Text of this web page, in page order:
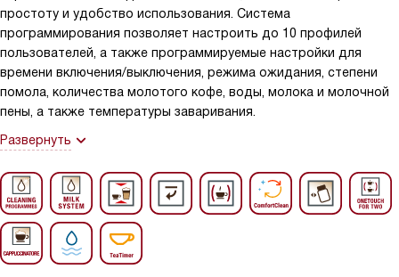
простоту и удобство использования. Система
программирования позволяет настроить до 10 профилей
пользователей, а также программируемые настройки для
времени включения/выключения, режима ожидания, степени
помола, количества молотого кофе, воды, молока и молочной
пены, а также температуры заваривания.
Развернуть